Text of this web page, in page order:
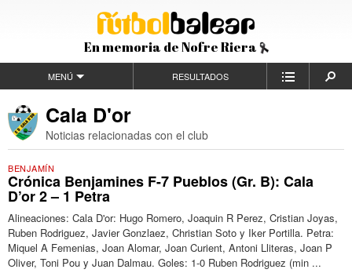
En memoria de Nofre Riera
MENÚ RESULTADOS
Cala D'or
Noticias relacionadas con el club
BENJAMÍN
Crónica Benjamines F-7 Pueblos (Gr. B): Cala
D’or 2 – 1 Petra
Alineaciones: Cala D'or: Hugo Romero, Joaquin R Perez, Cristian Joyas,
Ruben Rodriguez, Javier Gonzlaez, Christian Soto y Iker Portilla. Petra:
Miquel A Femenias, Joan Alomar, Joan Curient, Antoni Lliteras, Joan P
Oliver, Toni Pou y Juan Dalmau. Goles: 1-0 Ruben Rodriguez (min ...